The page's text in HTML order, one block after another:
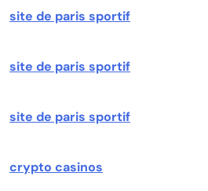
site de paris sportif
site de paris sportif
site de paris sportif
crypto casinos